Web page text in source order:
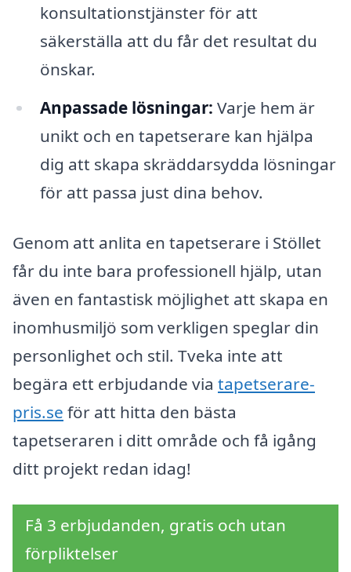
konsultationstjänster för att
säkerställa att du får det resultat du
önskar.
Anpassade lösningar: Varje hem är
unikt och en tapetserare kan hjälpa
dig att skapa skräddarsydda lösningar
för att passa just dina behov.
Genom att anlita en tapetserare i Stöllet
får du inte bara professionell hjälp, utan
även en fantastisk möjlighet att skapa en
inomhusmiljö som verkligen speglar din
personlighet och stil. Tveka inte att
begära ett erbjudande via tapetserare-
pris.se för att hitta den bästa
tapetseraren i ditt område och få igång
ditt projekt redan idag!
Få 3 erbjudanden, gratis och utan
förpliktelser